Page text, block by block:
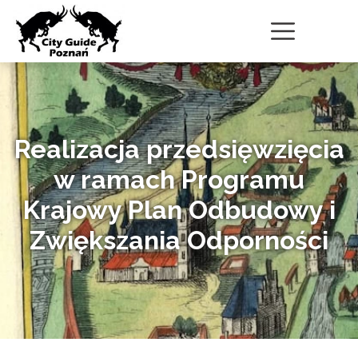
Realizacja przedsięwzięcia
w ramach Programu
Krajowy Plan Odbudowy i
Zwiększania Odporności